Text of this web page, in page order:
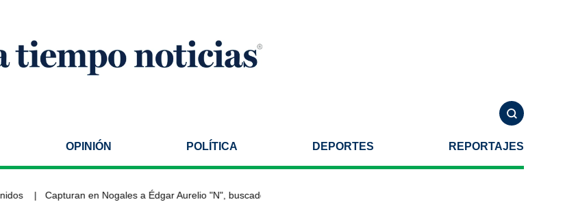
OPINIÓN POLÍTICA DEPORTES REPORTAJES
Capturan en Nogales a Édgar Aurelio "N", buscado por autoridades de Estados Unidos